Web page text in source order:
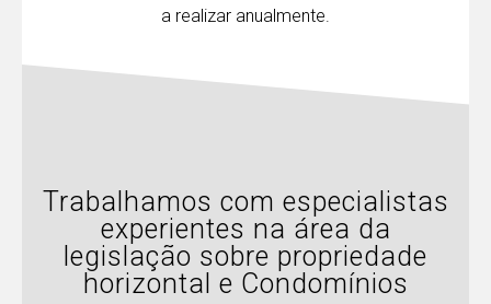
a realizar anualmente.
Trabalhamos com especialistas
experientes na área da
legislação sobre propriedade
horizontal e Condomínios